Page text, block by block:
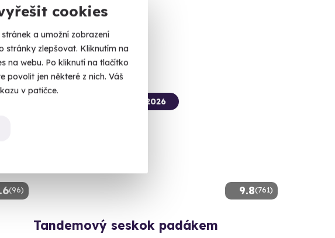
cookies
a umožní zobrazení
stránky zlepšovat. Kliknutím na
na webu. Po kliknutí na tlačítko
povolit jen některé z nich. Váš
v patičce.
9 150 Kč
(96) 9.8(761)
Volný termín už 09. 08. 2026
Tandemový seskok padákem